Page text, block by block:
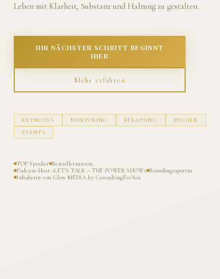
Leben mit Klarheit, Substanz und Haltung zu gestalten.
IHR NÄCHSTER SCHRITT BEGINNT
HIER
Mehr erfahren
KEYNOTES MENTORING BERATUNG
BÜCHER
EVENTS
TOP Speaker Bestsellerautorin
Podcast-Host »LET'S TALK – THE POWER SHOW« Brandingexpertin
Inhaberin von Glow MEDIA by ConsultingForYou